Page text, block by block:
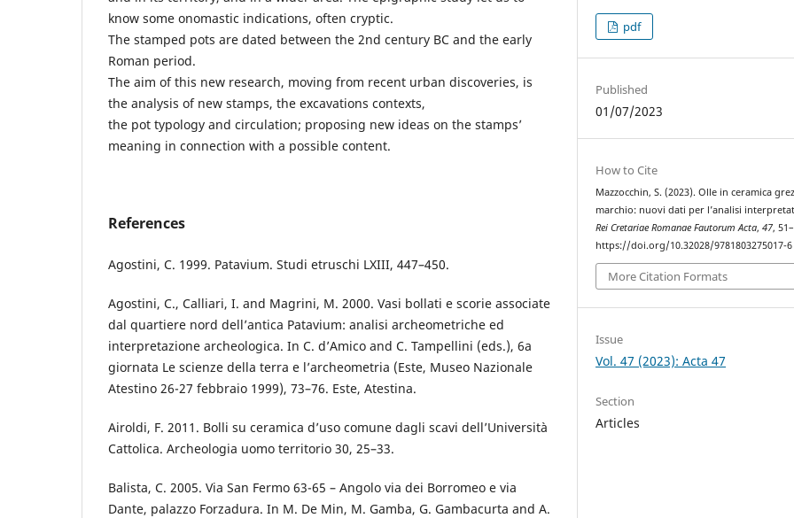
know some onomastic indications, often cryptic.
The stamped pots are dated between the 2nd century BC and the early
Roman period.
The aim of this new research, moving from recent urban discoveries, is
the analysis of new stamps, the excavations contexts,
the pot typology and circulation; proposing new ideas on the stamps’
meaning in connection with a possible content.
References
Agostini, C. 1999. Patavium. Studi etruschi LXIII, 447–450.
Agostini, C., Calliari, I. and Magrini, M. 2000. Vasi bollati e scorie associate
dal quartiere nord dell’antica Patavium: analisi archeometriche ed
interpretazione archeologica. In C. d’Amico and C. Tampellini (eds.), 6a
giornata Le scienze della terra e l’archeometria (Este, Museo Nazionale
Atestino 26-27 febbraio 1999), 73–76. Este, Atestina.
Airoldi, F. 2011. Bolli su ceramica d’uso comune dagli scavi dell’Università
Cattolica. Archeologia uomo territorio 30, 25–33.
Balista, C. 2005. Via San Fermo 63-65 – Angolo via dei Borromeo e via
Dante, palazzo Forzadura. In M. De Min, M. Gamba, G. Gambacurta and A.
pdf
Published
01/07/2023
How to Cite
Mazzocchin, S. (2023). Olle in ceramica
marchio: nuovi dati per l’analisi
Rei Cretariae Romanae Fautorum Acta,47,
https://doi.org/10.32028/9781803275017-6
More Citation Formats
Issue
Vol. 47 (2023): Acta 47
Section
Articles